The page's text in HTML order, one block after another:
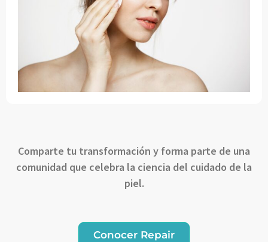
Comparte tu transformación y forma parte de una
comunidad que celebra la ciencia del cuidado de la
piel.
Conocer Repair